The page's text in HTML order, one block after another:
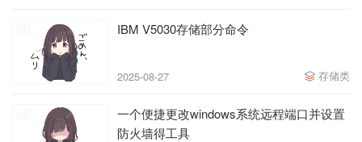
IBM V5030存储部分命令
2025-08-27 存储类
一个便捷更改windows系统远程端口并设置
防火墙得工具